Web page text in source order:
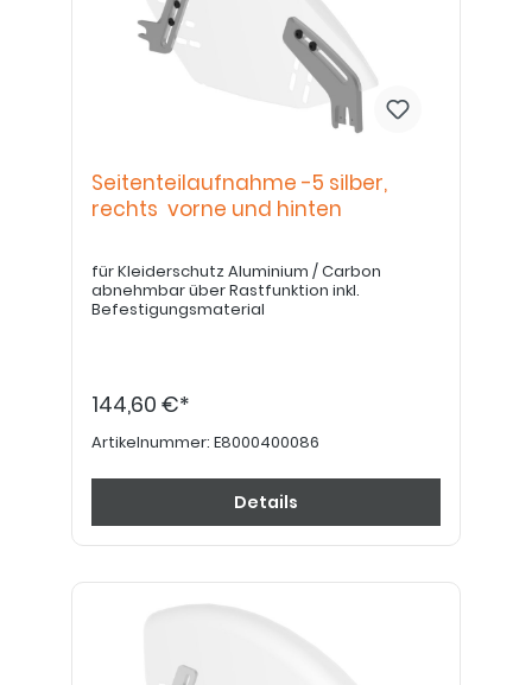
Seitenteilaufnahme -5 silber,
rechts vorne und hinten
für Kleiderschutz Aluminium / Carbon
abnehmbar über Rastfunktion inkl.
Befestigungsmaterial
144,60 €*
Artikelnummer: E8000400086
Details